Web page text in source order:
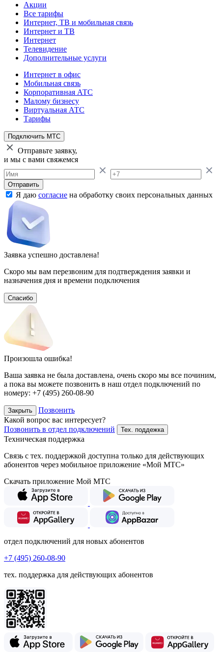
Акции
Все тарифы
Интернет, ТВ и мобильная связь
Интернет и ТВ
Интернет
Телевидение
Дополнительные услуги
Интернет в офис
Мобильная связь
Корпоративная АТС
Малому бизнесу
Виртуальная АТС
Тарифы
Подключить МТС
Отправьте заявку,
и мы с вами свяжемся
Отправить
Я даю согласие на обработку своих персональных данных
Заявка успешно доставлена!
Скоро мы вам перезвоним для подтверждения заявки и
назначения дня и времени подключения
Спасибо
Произошла ошибка!
Ваша заявка не была доставлена, очень скоро мы все починим,
а пока вы можете позвонить в наш отдел подключений по
номеру: +7 (495) 260-08-90
Закрыть
Позвонить
Какой вопрос вас интересует?
Позвонить в отдел подключений
Тех. поддежка
Техническая поддержка
Связь с тех. поддержкой доступна только для действующих
абонентов через мобильное приложение «Мой МТС»
Скачать приложение Мой МТС
отдел подключений для новых абонентов
+7 (495) 260-08-90
тех. поддержка для действующих абонентов